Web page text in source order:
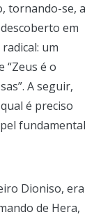
tornando-se, a
em
um
“Zeus é o
A seguir,
é preciso
fundamental
Dioniso, era
de Hera,